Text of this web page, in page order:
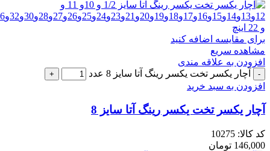
برای مقایسه اضافه کنید
مشاهده سریع
افزودن به علاقه مندی
آچار یکسر تخت یکسر رینگ آتا سایز 8 عدد
افزودن به سبد خرید
آچار یکسر تخت یکسر رینگ آتا سایز 8
کد کالا: 10275
146,000 تومان